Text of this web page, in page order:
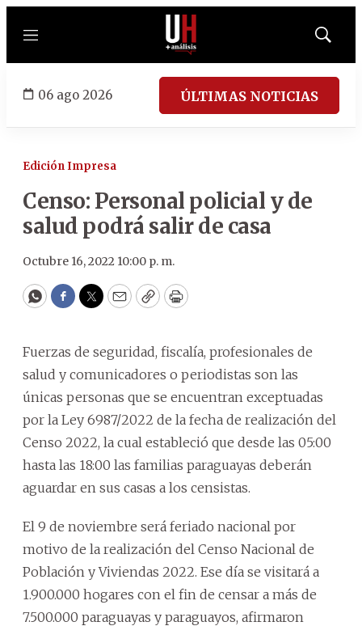
Menú
Mostrar
06 ago 2026 ÚLTIMAS NOTICIAS
Edición Impresa
Censo: Personal policial y de
salud podrá salir de casa
Octubre 16, 2022 10:00 p. m.
WhatsApp
Facebook
Twitter
EmailCopyPrint
Fuerzas de seguridad, fiscalía, profesionales de
salud y comunicadores o periodistas son las
únicas personas que se encuentran exceptuadas
por la Ley 6987/2022 de la fecha de realización del
Censo 2022, la cual estableció que desde las 05:00
hasta las 18:00 las familias paraguayas deberán
aguardar en sus casas a los censistas.
El 9 de noviembre será feriado nacional por
motivo de la realización del Censo Nacional de
Población y Viviendas 2022. Ese día se visitará a
1.900.000 hogares con el fin de censar a más de
7.500.000 paraguayas y paraguayos, afirmaron